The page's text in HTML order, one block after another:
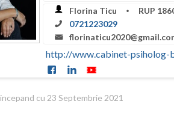
Florina Ticu
RUP
0721223029
http://www.cabinet-psiholog-
incepand cu 23 Septembrie 2021